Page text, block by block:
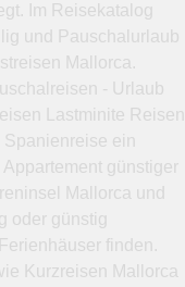
Im Reisekatalog
und Pauschalurlaub
Mallorca.
- Urlaub
Lastminite Reisen
Spanienreise ein
günstiger
Mallorca und
oder günstig
finden.
Kurzreisen Mallorca